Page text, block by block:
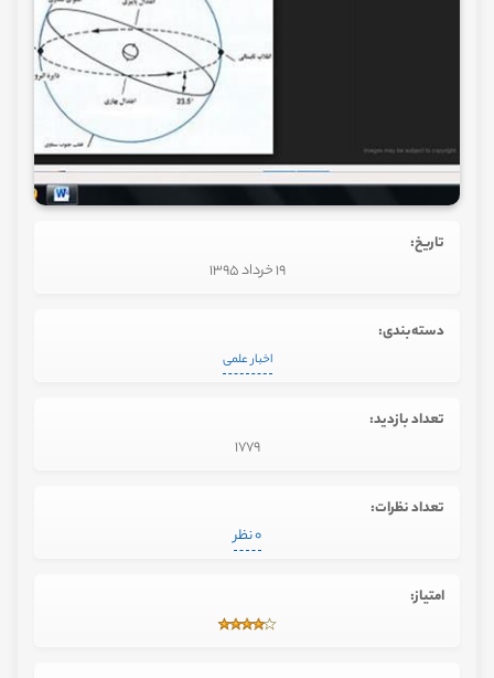
تاریخ:
19 خرداد 1395
دسته‌بندی:
اخبار علمی
تعداد بازدید:
1779
تعداد نظرات:
0 نظر
امتیاز: